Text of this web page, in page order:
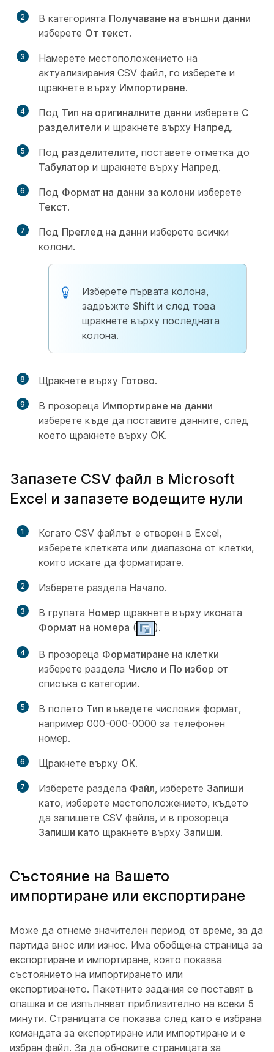
2 В категорията Получаване на външни данни
изберете От текст.
3
Намерете местоположението на
актуализирания CSV файл, го изберете и
щракнете върху Импортиране.
4 Под Тип на оригиналните данни изберете С
разделители и щракнете върху Напред.
5 Под разделителите, поставете отметка до
Табулатор и щракнете върху Напред.
6 Под Формат на данни за колони изберете
Текст.
7 Под Преглед на данни изберете всички
колони.
Изберете първата колона,
задръжте Shift и след това
щракнете върху последната
колона.
8 Щракнете върху Готово.
9 В прозореца Импортиране на данни
изберете къде да поставите данните, след
което щракнете върху OK.
Запазете CSV файл в Microsoft
Excel и запазете водещите нули
1
Когато CSV файлът е отворен в Excel,
изберете клетката или диапазона от клетки,
които искате да форматирате.
2 Изберете раздела Начало.
3 В групата Номер щракнете върху иконата
Формат на номера ( ).
4 В прозореца Форматиране на клетки
изберете раздела Число и По избор от
списъка с категории.
5 В полето Тип въведете числовия формат,
например 000-000-0000 за телефонен
номер.
6 Щракнете върху OK.
7 Изберете раздела Файл, изберете Запиши
като, изберете местоположението, където
да запишете CSV файла, и в прозореца
Запиши като щракнете върху Запиши.
Състояние на Вашето
импортиране или експортиране
Може да отнеме значителен период от време, за да
партида внос или износ. Има обобщена страница за
експортиране и импортиране, която показва
състоянието на импортирането или
експортирането. Пакетните задания се поставят в
опашка и се изпълняват приблизително на всеки 5
минути. Страницата се показва след като е избрана
командата за експортиране или импортиране и е
избран файл. За да обновите страницата за